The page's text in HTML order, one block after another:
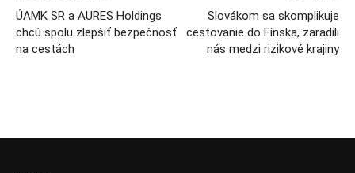
ÚAMK SR a AURES Holdings
chcú spolu zlepšiť bezpečnosť
na cestách
Slovákom sa skomplikuje
cestovanie do Fínska, zaradili
nás medzi rizikové krajiny